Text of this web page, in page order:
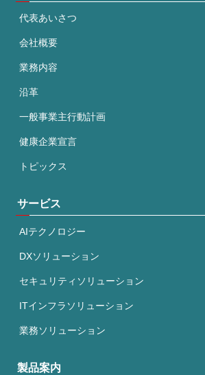
代表あいさつ
会社概要
業務内容
沿革
一般事業主行動計画
健康企業宣言
トピックス
サービス
AIテクノロジー
DXソリューション
セキュリティソリューション
ITインフラソリューション
業務ソリューション
製品案内